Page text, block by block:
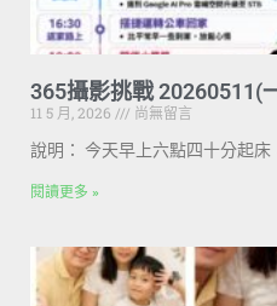
365攝影挑戰 20260511(
11 5 月, 2026
尚無留言
說明： 今天早上六點四十分起
閱讀更多 »